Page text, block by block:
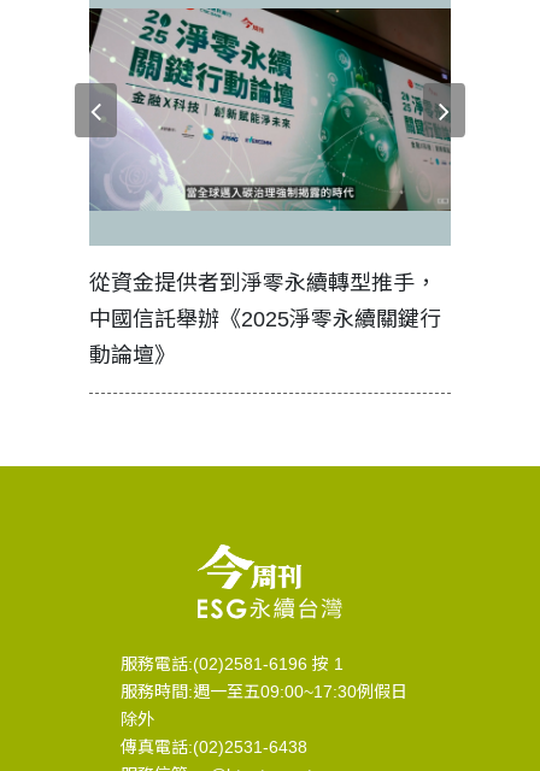
從資金提供者到淨零永續轉型推手，
中國信託舉辦《2025淨零永續關鍵行
動論壇》
服務電話:(02)2581-6196 按 1
服務時間:週一至五09:00~17:30例假日
除外
傳真電話:(02)2531-6438